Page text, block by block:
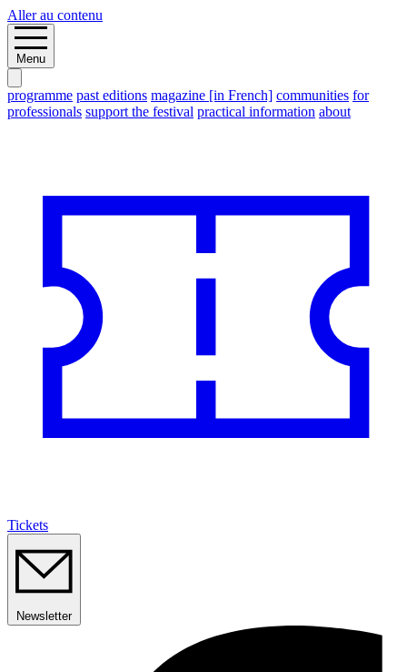
Aller au contenu
Menu
programme past editions magazine [in French] communities for
professionals support the festival practical information about
Tickets
Newsletter